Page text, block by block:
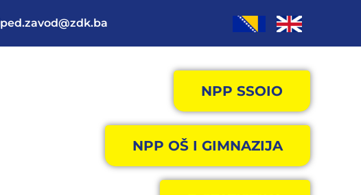
ped.zavod@zdk.ba
NPP SSOIO
NPP OŠ I GIMNAZIJA